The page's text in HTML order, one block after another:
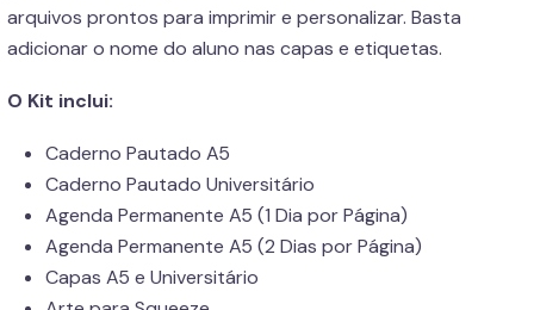
arquivos prontos para imprimir e personalizar. Basta
adicionar o nome do aluno nas capas e etiquetas.
O Kit inclui:
Caderno Pautado A5
Caderno Pautado Universitário
Agenda Permanente A5 (1 Dia por Página)
Agenda Permanente A5 (2 Dias por Página)
Capas A5 e Universitário